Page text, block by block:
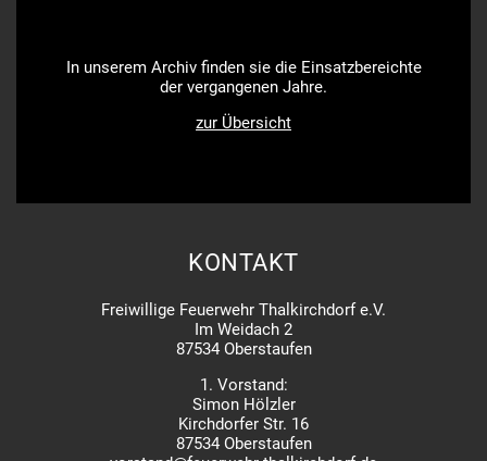
auf
Straße
In unserem Archiv finden sie die Einsatzbereichte
der vergangenen Jahre.
zur Übersicht
KONTAKT
Freiwillige Feuerwehr Thalkirchdorf e.V.
Im Weidach 2
87534 Oberstaufen
1. Vorstand:
Simon Hölzler
Kirchdorfer Str. 16
87534 Oberstaufen